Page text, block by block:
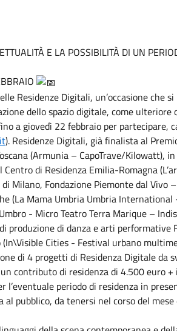
E LA POSSIBILITÀ DI UN
Residenze Digitali, un’occasione che
dello spazio digitale, come ulteriore
a giovedì 22 febbraio per partecipare,
). Residenze Digitali, già finalista al
(Armunia – CapoTrave/Kilowatt),
di Residenza Emilia-Romagna
Milano, Fondazione Piemonte dal Vivo
(La Mama Umbria Umbria International
- Micro Teatro Terra Marique –
produzione di danza e arti performative
Cities - Festival urbano
di 4 progetti di Residenza Digitale da
contributo di residenza di 4.500 euro +
l’eventuale periodo di residenza in
pubblico, da tenersi nel corso del